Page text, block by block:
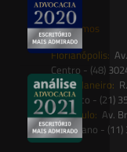
Onde estamos
Florianópolis:
Centro - (48)
Rio de Janeiro:
Botânico - (21)
São Paulo: Av.
Paulistano -